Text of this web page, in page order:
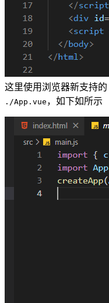
这里使用浏览器新支持的
./App.vue ，如下如所示